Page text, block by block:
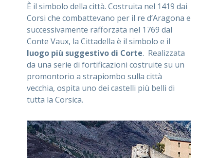
È il simbolo della città. Costruita nel 1419 dai
Corsi che combattevano per il re d’Aragona e
successivamente rafforzata nel 1769 dal
Conte Vaux, la Cittadella è il simbolo e il
luogo più suggestivo di Corte. Realizzata
da una serie di fortificazioni costruite su un
promontorio a strapiombo sulla città
vecchia, ospita uno dei castelli più belli di
tutta la Corsica.